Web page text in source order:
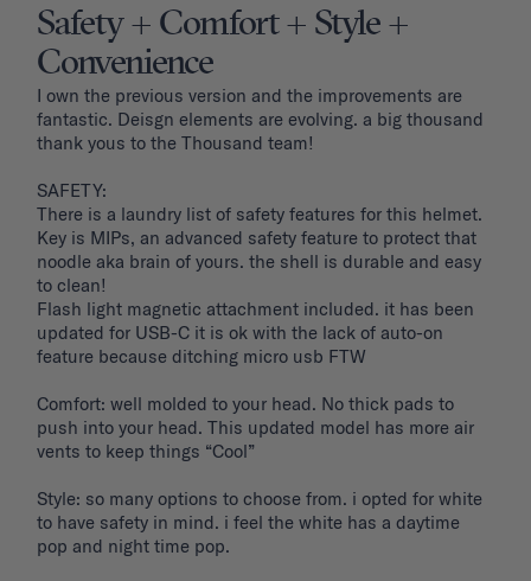
Safety + Comfort + Style +
Convenience
I own the previous version and the improvements are
fantastic. Deisgn elements are evolving. a big thousand
thank yous to the Thousand team!
SAFETY:
There is a laundry list of safety features for this helmet.
Key is MIPs, an advanced safety feature to protect that
noodle aka brain of yours. the shell is durable and easy
to clean!
Flash light magnetic attachment included. it has been
updated for USB-C it is ok with the lack of auto-on
feature because ditching micro usb FTW
Comfort: well molded to your head. No thick pads to
push into your head. This updated model has more air
vents to keep things “Cool”
Style: so many options to choose from. i opted for white
to have safety in mind. i feel the white has a daytime
pop and night time pop.